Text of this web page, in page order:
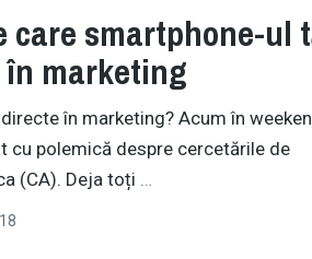
care smartphone-ul
marketing
în marketing? Acum în
cu polemică despre cercetările de
(CA). Deja toți